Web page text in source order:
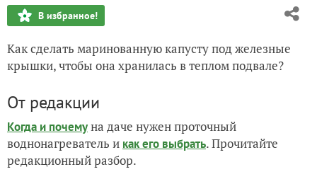
В избранное!
Как сделать маринованную капусту под железные
крышки, чтобы она хранилась в теплом подвале?
От редакции
Когда и почемуна даче нужен проточный
воднонагреватель и как его выбрать. Прочитайте
редакционный разбор.